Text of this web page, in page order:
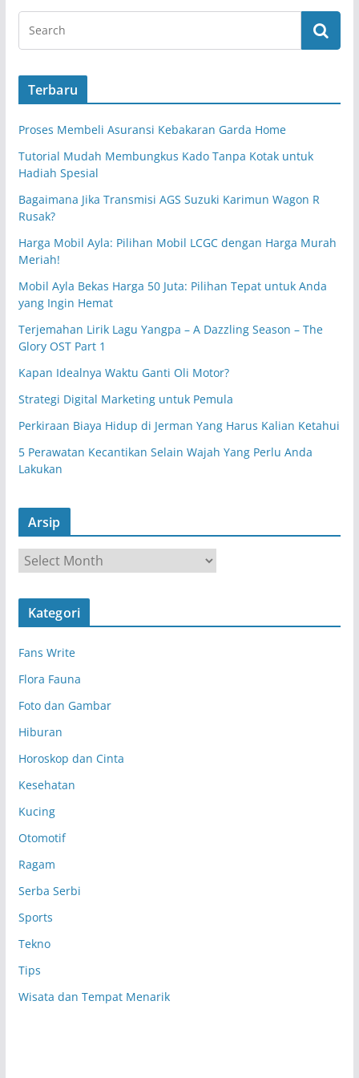
Terbaru
Proses Membeli Asuransi Kebakaran Garda Home
Tutorial Mudah Membungkus Kado Tanpa Kotak untuk
Hadiah Spesial
Bagaimana Jika Transmisi AGS Suzuki Karimun Wagon R
Rusak?
Harga Mobil Ayla: Pilihan Mobil LCGC dengan Harga Murah
Meriah!
Mobil Ayla Bekas Harga 50 Juta: Pilihan Tepat untuk Anda
yang Ingin Hemat
Terjemahan Lirik Lagu Yangpa – A Dazzling Season – The
Glory OST Part 1
Kapan Idealnya Waktu Ganti Oli Motor?
Strategi Digital Marketing untuk Pemula
Perkiraan Biaya Hidup di Jerman Yang Harus Kalian Ketahui
5 Perawatan Kecantikan Selain Wajah Yang Perlu Anda
Lakukan
Arsip
r
s
Kategori
Fans Write
Flora Fauna
Foto dan Gambar
Hiburan
Horoskop dan Cinta
Kesehatan
Kucing
Otomotif
Ragam
Serba Serbi
Sports
Tekno
Tips
Wisata dan Tempat Menarik